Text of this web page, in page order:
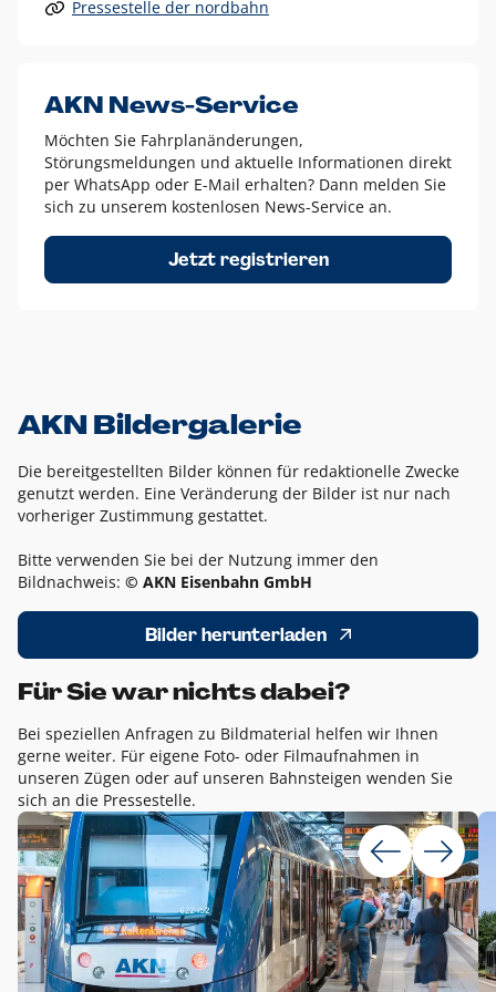
Alle anderen Logo-Varianten dürfen nur in Ausnahmefällen
Diese Ausnahmen sind zum Beispiel:
dem AKN Blau,
weißes Logo auf Fotohintergründen,
schwarzes Logo für reine Schwarz-Weiß-Umsetzungen
Um das Logo herum muss ein Schutzraum von jeweils einer
Höhe bzw. Breite des N aus AKN in alle Richtungen
Pressestelle der nordbahn
AKN News-Service
Möchten Sie Fahrplanänderungen,
Störungsmeldungen und aktuelle Informationen direkt
per WhatsApp oder E-Mail erhalten? Dann melden Sie
sich zu unserem kostenlosen News-Service an.
Jetzt registrieren
AKN Bildergalerie
Die bereitgestellten Bilder können für redaktionelle Zwecke
genutzt werden. Eine Veränderung der Bilder ist nur nach
vorheriger Zustimmung gestattet.
Bitte verwenden Sie bei der Nutzung immer den
Bildnachweis: © AKN Eisenbahn GmbH
Bilder herunterladen
Für Sie war nichts dabei?
Bei speziellen Anfragen zu Bildmaterial helfen wir Ihnen
gerne weiter. Für eigene Foto- oder Filmaufnahmen in
unseren Zügen oder auf unseren Bahnsteigen wenden Sie
sich an die Pressestelle.